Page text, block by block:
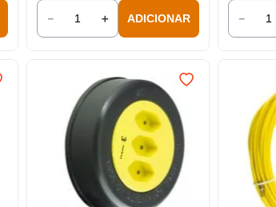
＋
－ ADICIONAR －